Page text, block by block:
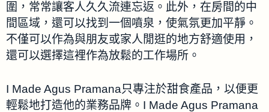
圍，常常讓客人久久流連忘返。此外，在房間的中
間區域，還可以找到一個噴泉，使氣氛更加平靜。
不僅可以作為與朋友或家人閒逛的地方舒適使用，
還可以選擇這裡作為放鬆的工作場所。
I Made Agus Pramana只專注於甜食產品，以便更
輕鬆地打造他的業務品牌。I Made Agus Pramana